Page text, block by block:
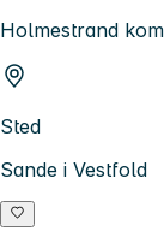
Holmestrand
Sted
Sande i Vestfold